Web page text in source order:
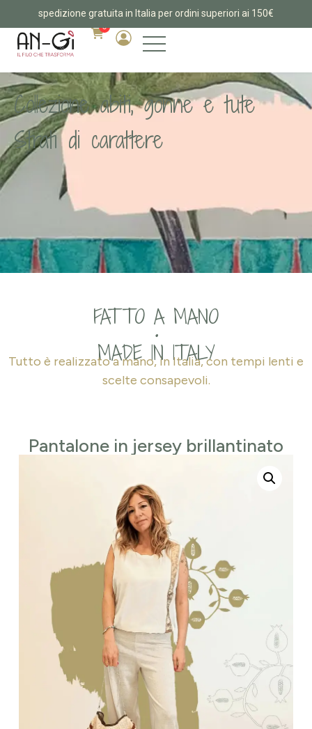
spedizione gratuita in Italia per ordini superiori ai 150€
0
Collezione abiti, gonne e tute
Strati di carattere
FATTO A MANO
•
MADE IN ITALY
Tutto è realizzato a mano, in Italia, con tempi lenti e
scelte consapevoli.
Pantalone in jersey brillantinato